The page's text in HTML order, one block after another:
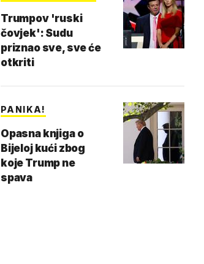
Trumpov 'ruski
čovjek': Sudu
priznao sve, sve će
otkriti
PANIKA!
Opasna knjiga o
Bijeloj kući zbog
koje Trump ne
spava